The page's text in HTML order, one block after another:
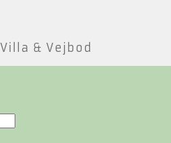
& Vejbod